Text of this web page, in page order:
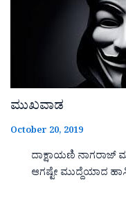
ಮುಖವಾಡ
October 20, 2019
ದಾಕ್ಷಾಯಣಿ ನಾಗರಾಜ್
ಆಗಷ್ಟೇ ಮುದ್ದೆಯಾದ